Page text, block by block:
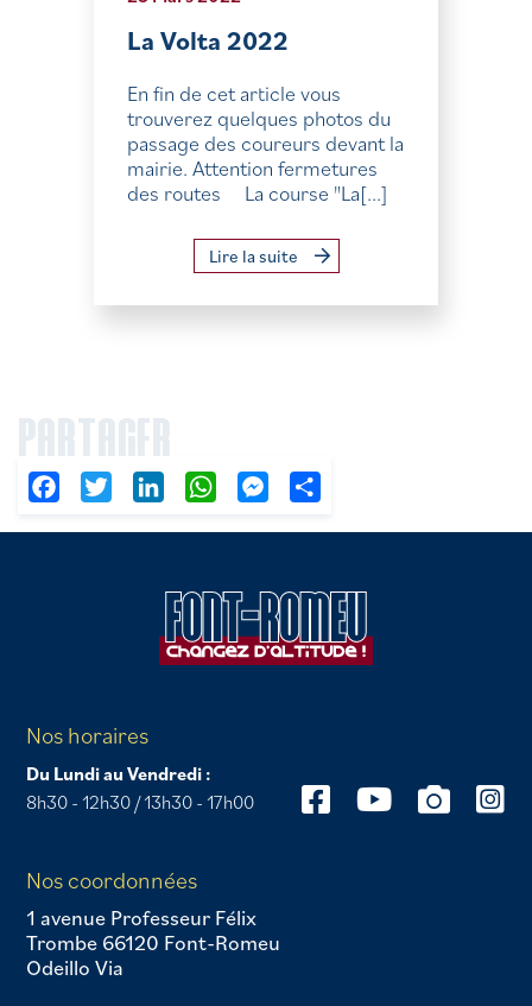
La Volta 2022
En fin de cet article vous
trouverez quelques photos du
passage des coureurs devant la
mairie. Attention fermetures
des routes La course "La[...]
Lire la suite
PARTAGER
FacebookTwitter LinkedIn WhatsAppMessenger
Nos horaires
Du Lundi au Vendredi :
8h30 - 12h30 / 13h30 - 17h00
Nos coordonnées
1 avenue Professeur Félix
Trombe 66120 Font-Romeu
Odeillo Via